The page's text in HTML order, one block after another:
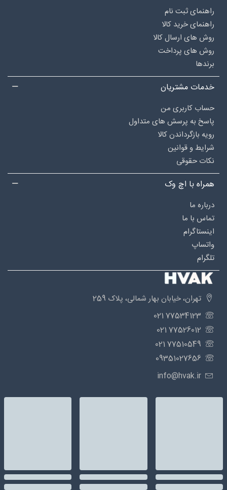
راهنمای ثبت نام
راهنمای خرید کالا
روش های ارسال کالا
روش های پرداخت
برندها
خدمات مشتریان
حساب کاربری من
پاسخ به پرسش های متداول
رویه بازگرداندن کالا
شرایط و قوانین
نکات حقوقی
همراه با اچ وک
درباره‌ ما
تماس با ما
اینستاگرام
واتساپ
تلگرام
تهران، خیابان بهار شمالی، پلاک 259
77534123 021
77526012 021
77510549 021
09351027656
info@hvak.ir